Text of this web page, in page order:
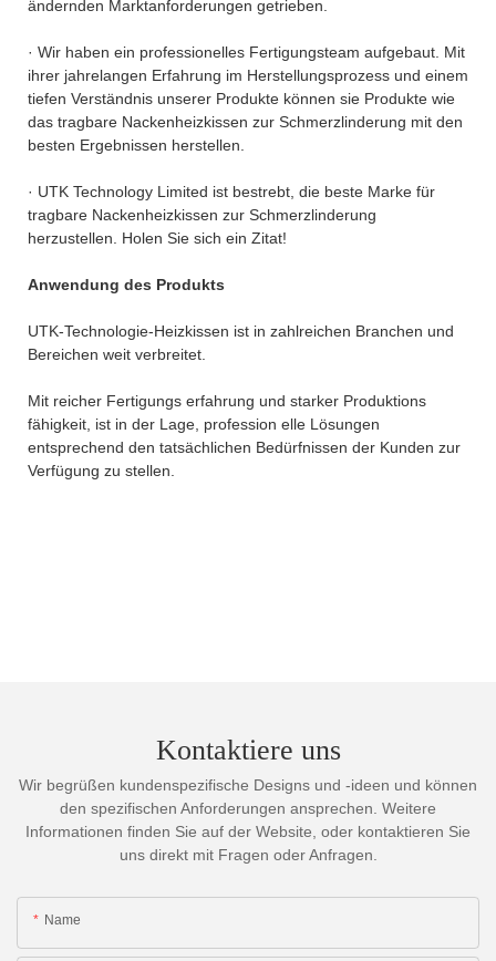
ändernden Marktanforderungen getrieben.
· Wir haben ein professionelles Fertigungsteam aufgebaut. Mit
ihrer jahrelangen Erfahrung im Herstellungsprozess und einem
tiefen Verständnis unserer Produkte können sie Produkte wie
das tragbare Nackenheizkissen zur Schmerzlinderung mit den
besten Ergebnissen herstellen.
· UTK Technology Limited ist bestrebt, die beste Marke für
tragbare Nackenheizkissen zur Schmerzlinderung
herzustellen. Holen Sie sich ein Zitat!
Anwendung des Produkts
UTK-Technologie-Heizkissen ist in zahlreichen Branchen und
Bereichen weit verbreitet.
Mit reicher Fertigungs erfahrung und starker Produktions
fähigkeit, ist in der Lage, profession elle Lösungen
entsprechend den tatsächlichen Bedürfnissen der Kunden zur
Verfügung zu stellen.
Kontaktiere uns
Wir begrüßen kundenspezifische Designs und -ideen und können
den spezifischen Anforderungen ansprechen. Weitere
Informationen finden Sie auf der Website, oder kontaktieren Sie
uns direkt mit Fragen oder Anfragen.
Name